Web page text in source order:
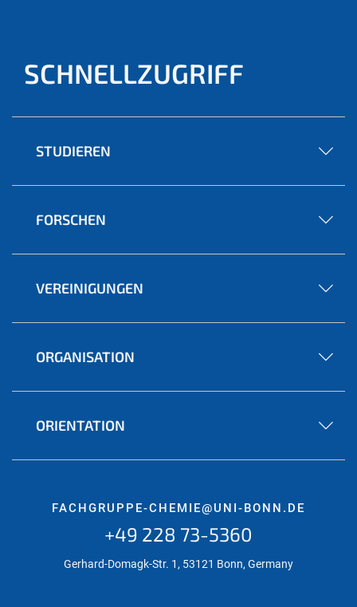
SCHNELLZUGRIFF
STUDIEREN
FORSCHEN
VEREINIGUNGEN
ORGANISATION
ORIENTATION
FACHGRUPPE-CHEMIE@UNI-BONN.DE
+49 228 73-5360
Gerhard-Domagk-Str. 1, 53121 Bonn, Germany